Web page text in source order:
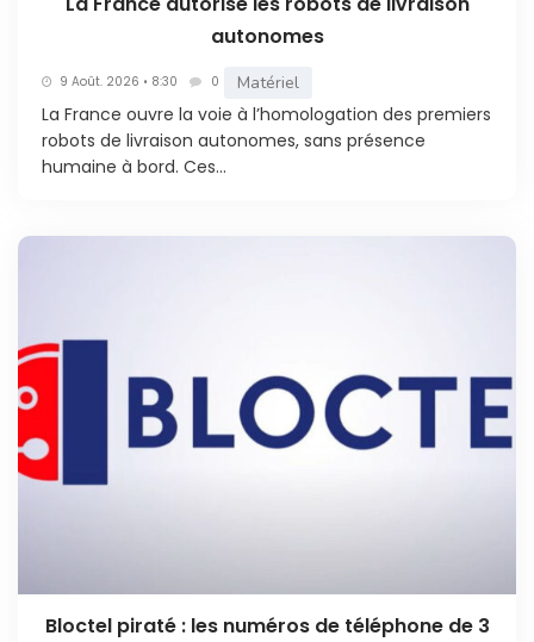
autonomes
9 Août. 2026 • 8:30 0 Matériel
La France ouvre la voie à l’homologation des premiers
robots de livraison autonomes, sans présence
humaine à bord. Ces...
Bloctel piraté : les numéros de téléphone de 3